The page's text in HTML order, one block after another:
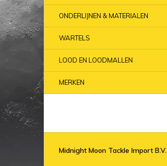
ONDERLIJNEN & MATERIALEN
WARTELS
LOOD EN LOODMALLEN
MERKEN
Midnight Moon Tackle Import B.V.